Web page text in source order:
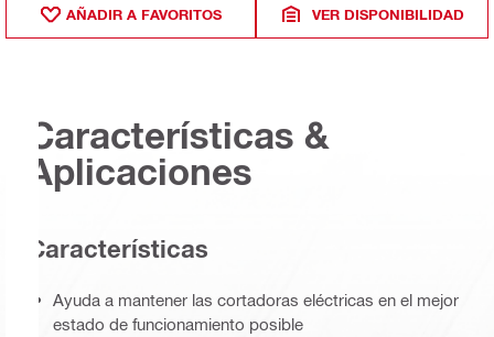
AÑADIR A FAVORITOS VER DISPONIBILIDAD
Características &
Aplicaciones
Características
Ayuda a mantener las cortadoras eléctricas en el mejor
estado de funcionamiento posible